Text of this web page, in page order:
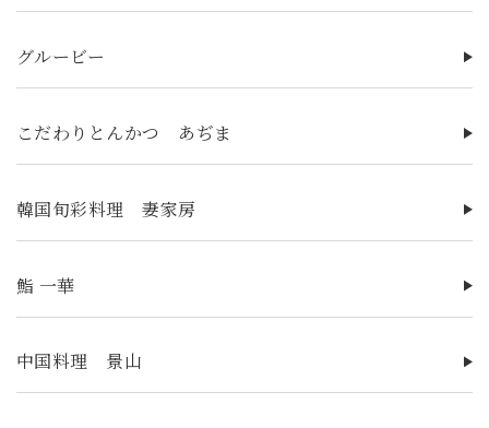
グルービー
こだわりとんかつ あぢま
韓国旬彩料理 妻家房
鮨 一華
中国料理 景山